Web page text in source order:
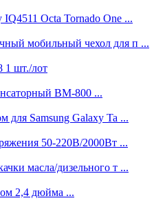
Octa Tornado One ...
мобильный чехол для п ...
1 шт./лот
BM-800 ...
для Samsung Galaxy Ta ...
50-220В/2000Вт ...
масла/дизельного т ...
2,4 дюйма ...